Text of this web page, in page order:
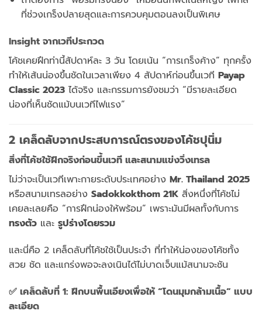
ที่ช่วงเกร็งปลายสุดและการควบคุมตอนลงเป็นพิเศษ
Insight จากเวทีประกวด
โค้ชเคยฝึกท่านี้สัปดาห์ละ 3 วัน โดยเน้น “การเกร็งค้าง” ทุกครั้ง
ทำให้เส้นน่องขึ้นชัดในเวลาเพียง 4 สัปดาห์ก่อนขึ้นเวที Payap
Classic 2023 ได้จริง และกรรมการยังชมว่า “มีรายละเอียด
น่องที่เห็นชัดแม้บนเวทีไฟแรง”
2 เคล็ดลับจากประสบการณ์ตรงของโค้ชปุนิ่ม
สิ่งที่โค้ชใช้ฝึกจริงก่อนขึ้นเวที และสนามแข่งวิ่งเทรล
ไม่ว่าจะเป็นเวทีเพาะกายระดับประเทศอย่าง Mr. Thailand 2025
หรือสนามเทรลอย่าง Sadokkokthom 21K สิ่งหนึ่งที่โค้ชไม่
เคยละเลยคือ “การฝึกน่องให้พร้อม” เพราะมันมีผลทั้งกับการ
ทรงตัว และ รูปร่างโดยรวม
และนี่คือ 2 เคล็ดลับที่โค้ชใช้เป็นประจำ ที่ทำให้น่องของโค้ชทั้ง
สวย ชัด และแกร่งพอจะลงเนินได้ไม่บาดเจ็บแม้สนามจะชัน
✅ เคล็ดลับที่ 1: ฝึกบนพื้นเอียงเพื่อให้ “โดนมุมกล้ามเนื้อ” แบบ
ละเอียด